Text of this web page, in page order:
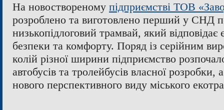
На новоствореному підприємстві ТОВ
розроблено та виготовлено перший у СНД
низькопідлоговий трамвай, який
безпеки та комфорту. Поряд із серійним
колій різної ширини підприємство
автобусів та тролейбусів власної розробки,
нового перспективного виду міського